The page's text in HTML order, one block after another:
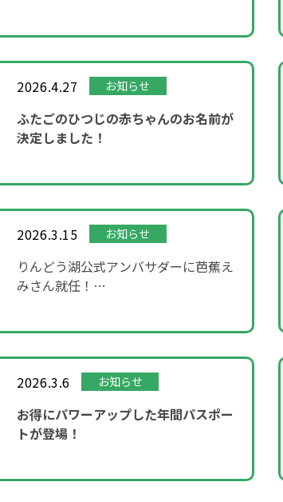
2026.4.27 お知らせ
ふたごのひつじの赤ちゃんのお名前が
決定しました！
2026.3.15 お知らせ
りんどう湖公式アンバサダーに芭蕉え
みさん就任！
2026.3.6 お知らせ
お得にパワーアップした年間パスポー
トが登場！